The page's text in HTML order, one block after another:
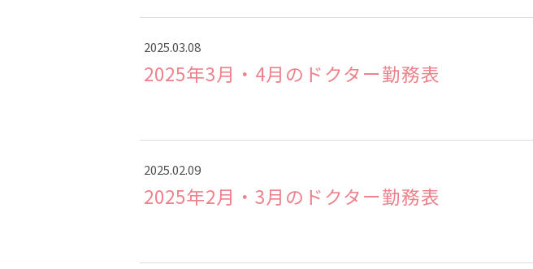
2025.03.08
2025年3月・4月のドクター勤務表
2025.02.09
2025年2月・3月のドクター勤務表